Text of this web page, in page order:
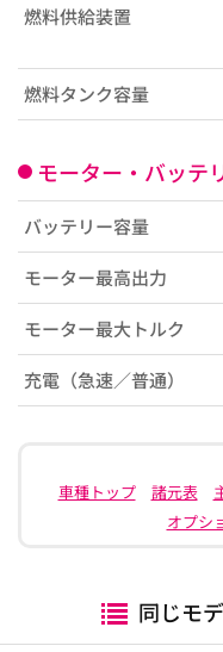
燃料供給装置
燃料タンク容量
モーター・バッテ
バッテリー容量
モーター最高出力
モーター最大トルク
充電（急速／普通）
車種トップ
諸元表
オプシ
同じモ